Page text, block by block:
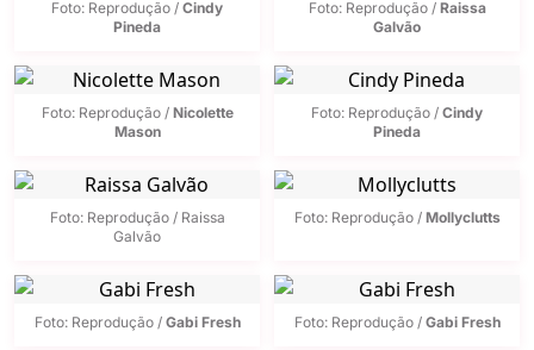
Foto: Reprodução / Cindy
Pineda
Foto: Reprodução / Raissa
Galvão
Foto: Reprodução / Nicolette
Mason
Foto: Reprodução / Cindy
Pineda
Foto: Reprodução / Raissa
Galvão
Foto: Reprodução / Mollyclutts
Foto: Reprodução / Gabi Fresh Foto: Reprodução / Gabi Fresh